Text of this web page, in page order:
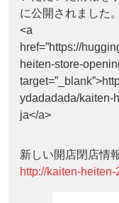
に公開されました。
<a
href=”https://
heiten-store-
ydadadada/kaiten-
ja</a>
新しい開店閉店情
http://kaiten-heiten-